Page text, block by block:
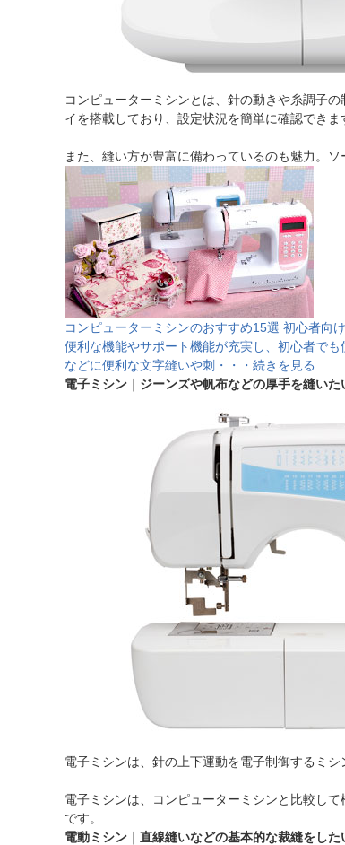
コンピューターミシンとは、針の動きや糸調子
イを搭載しており、設定状況を簡単に確認でき
また、縫い方が豊富に備わっているのも魅力。
コンピューターミシンのおすすめ15選 初心者向
便利な機能やサポート機能が充実し、初心者で
などに便利な文字縫いや刺・・・続きを見る
電子ミシン｜ジーンズや帆布などの厚手を縫いた
電子ミシンは、針の上下運動を電子制御するミ
電子ミシンは、コンピューターミシンと比較し
です。
電動ミシン｜直線縫いなどの基本的な裁縫をした